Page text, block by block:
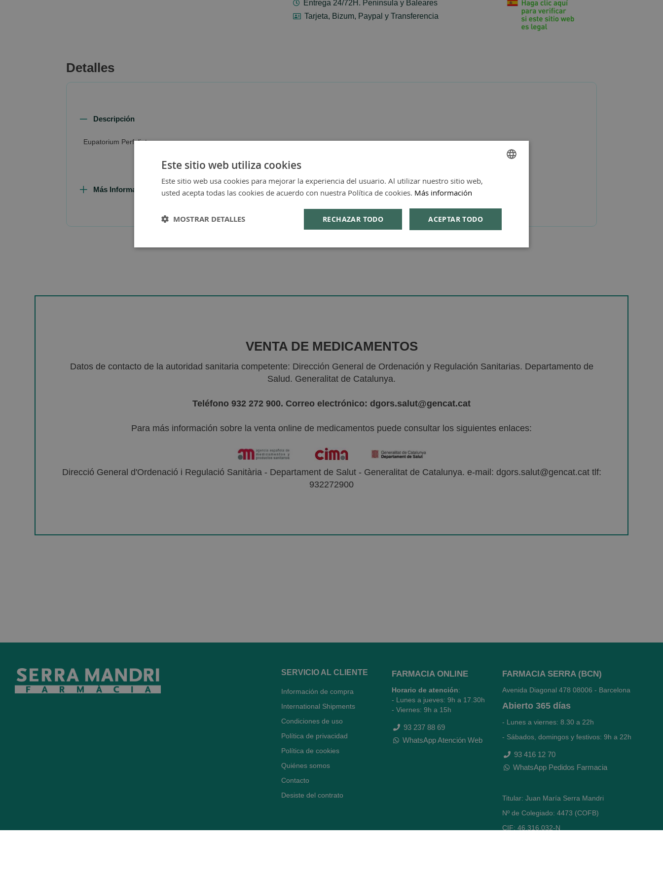
Entrega 24/72H. Peninsula y Baleares
Tarjeta, Bizum, Paypal y Transferencia
Detalles
Descripción
Eupatorium Perfoliatum
Más Información
VENTA DE MEDICAMENTOS
Datos de contacto de la autoridad sanitaria competente: Dirección General de Ordenación y Regulación Sanitarias. Departamento de
Salud. Generalitat de Catalunya.
Teléfono 932 272 900. Correo electrónico: dgors.salut@gencat.cat
Para más información sobre la venta online de medicamentos puede consultar los siguientes enlaces:
Direcció General d'Ordenació i Regulació Sanitària - Departament de Salut - Generalitat de Catalunya. e-mail: dgors.salut@gencat.cat tlf:
932272900
SERVICIO AL CLIENTE
Información de compra
International Shipments
Condiciones de uso
Política de privacidad
Política de cookies
Quiénes somos
Contacto
Desiste del contrato
FARMACIA ONLINE
Horario de atención:
- Lunes a jueves: 9h a 17.30h
- Viernes: 9h a 15h
93 237 88 69
WhatsApp Atención Web
FARMACIA SERRA (BCN)
Avenida Diagonal 478 08006 - Barcelona
Abierto 365 días
- Lunes a viernes: 8.30 a 22h
- Sábados, domingos y festivos: 9h a 22h
93 416 12 70
WhatsApp Pedidos Farmacia
Titular: Juan María Serra Mandri
Nº de Colegiado: 4473 (COFB)
CIF: 46.316.032-N
Este sitio web utiliza cookies
Este sitio web usa cookies para mejorar la experiencia del usuario. Al utilizar nuestro sitio web,
usted acepta todas las cookies de acuerdo con nuestra Política de cookies. Más información
ACEPTAR TODO
RECHAZAR TODO
MOSTRAR DETALLES